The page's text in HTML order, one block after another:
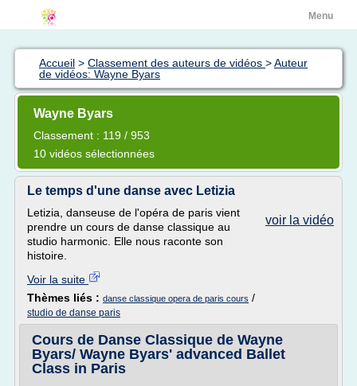
Menu
Accueil > Classement des auteurs de vidéos >Auteur
de vidéos: Wayne Byars
Wayne Byars
Classement : 119 / 953
10 vidéos sélectionnées
Le temps d'une danse avec Letizia
voir la vidéo
Letizia, danseuse de l'opéra de paris vient
prendre un cours de danse classique au
studio harmonic. Elle nous raconte son
histoire.
Voir la suite
Thèmes liés : danse classique opera de paris cours /
studio de danse paris
Cours de Danse Classique de Wayne
Byars/ Wayne Byars' advanced Ballet
Class in Paris